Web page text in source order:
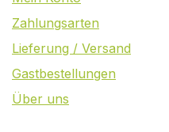
Zahlungsarten
Lieferung / Versand
Gastbestellungen
Über uns